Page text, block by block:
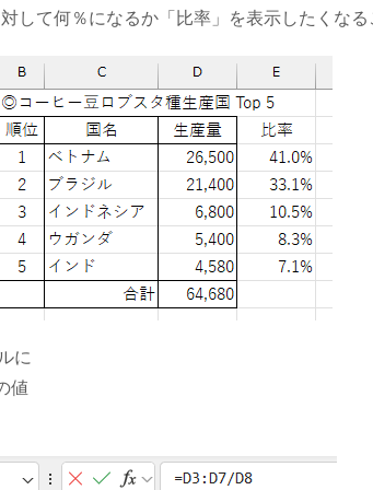
て何％になるか「比率」を表示したくなる
に
値